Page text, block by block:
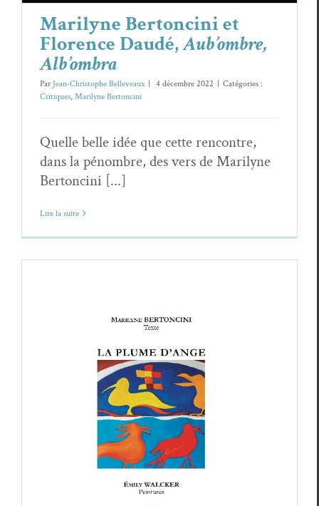
Marilyne Bertoncini et
Florence Daudé,Aub’ombre,
Alb’ombra
Par Jean-Christophe Belleveaux | 4 décembre 2022 | Catégories :
Critiques, Marilyne Bertoncini
Quelle belle idée que cette rencontre,
dans la pénombre, des vers de Marilyne
Bertoncini [...]
Lire la suite
Marilyne bertoncini,La Plume d’ange
Critiques Marilyne Bertoncini